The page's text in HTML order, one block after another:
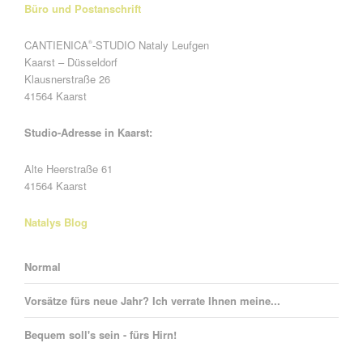
Büro und Postanschrift
CANTIENICA®-STUDIO Nataly Leufgen
Kaarst – Düsseldorf
Klausnerstraße 26
41564 Kaarst
Studio-Adresse in Kaarst:
Alte Heerstraße 61
41564 Kaarst
Natalys Blog
Normal
Vorsätze fürs neue Jahr? Ich verrate Ihnen meine...
Bequem soll's sein - fürs Hirn!